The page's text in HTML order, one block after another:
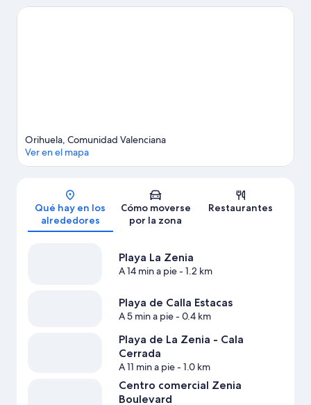
opciones. ¿Viajas con niños? Si es así, puedes llevarlos a Parque
Mapa
Orihuela, Comunidad Valenciana
Ver en el mapa
Qué hay en los
alrededores
Cómo moverse
por la zona
Restaurantes
Playa La Zenia
A 14 min a pie- 1.2 km
Playa de Calla Estacas
A 5 min a pie- 0.4 km
Playa de La Zenia - Cala
Cerrada
A 11 min a pie- 1.0 km
Centro comercial Zenia
Boulevard